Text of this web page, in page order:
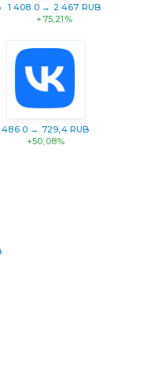
1 408 0 → 2 467 RUB
+75,21%
486 0 → 729,4 RUB
+50,08%